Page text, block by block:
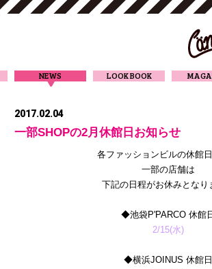
NEWS LOOK BOOK
2017.02.04
一部SHOPの2月休館日お知らせ
各ファッションビルの休館
一部の店舗は
下記の日程がお休みとなり
◆池袋P'PARCO 休館
2/15(水)
◆横浜JOINUS 休館日